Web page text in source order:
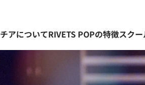
チアについてRIVETS POPの特徴スク